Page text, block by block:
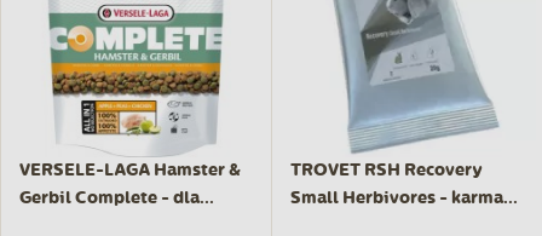
VERSELE-LAGA Hamster &
Gerbil Complete - dla...
TROVET RSH Recovery
Small Herbivores - karma...